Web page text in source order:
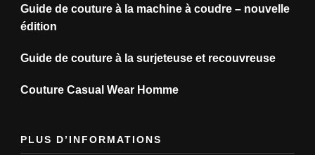
Guide de couture à la machine à coudre – nouvelle
édition
Guide de couture à la surjeteuse et recouvreuse
Couture Casual Wear Homme
PLUS D’INFORMATIONS